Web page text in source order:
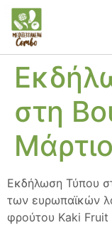
στη
Εκδήλωση Τύπου
των ευρωπαϊκών
φρούτου Kaki Fruit